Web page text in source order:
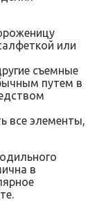
или
съемные
путем в
все элементы,
в